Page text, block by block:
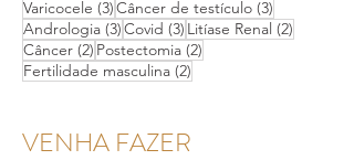
Varicocele (3)3 posts
Câncer de testículo (3)
Andrologia (3)3 posts
Covid (3) 3 posts
Litíase Renal (2)
Câncer (2) 2 posts
Postectomia (2)
Fertilidade masculina (2)
VENHA FAZER